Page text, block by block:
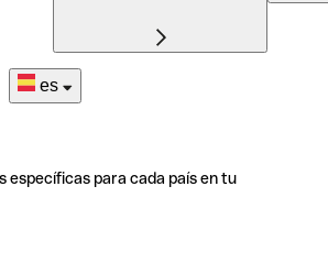
es
específicas para cada país en tu